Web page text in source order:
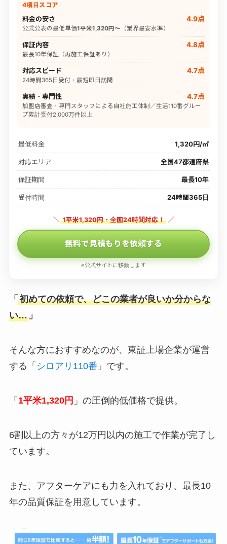
4項目スコア
料金の安さ 4.9点
公式公表の最低単価1平米1,320円〜 （業界最安水準）
保証内容 4.8点
最長10年保証（再施工保証あり）
対応スピード 4.7点
24時間365日受付・最短即日訪問
実績・専門性 4.7点
加盟店審査・専門スタッフによる自社施工体制／生活110番グルー
プ累計受付2,000万件以上
最低料金 1,320円/㎡
対応エリア 全国47都道府県
保証期間 最長10年
受付時間 24時間365日
＼ 1平米1,320円・全国24時間対応！ ／
無料で見積もりを依頼する
※公式サイトに移動します
「 初めての依頼で、どこの業者が良いか分からな
い…」
そんな方におすすめなのが、東証上場企業が運営
する「 シロアリ110番 」です。
「 1平米1,320円 」の圧倒的低価格で提供。
6割以上の方々が12万円以内の施工で作業が完了し
ています。
また、アフターケアにも力を入れており、最長10
年の品質保証を用意しています。